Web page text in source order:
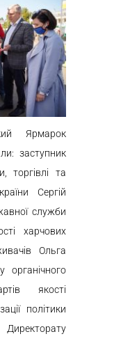
Ярмарок
заступник
торгівлі та
Сергій
служби
харчових
Ольга
органічного
якості
політики